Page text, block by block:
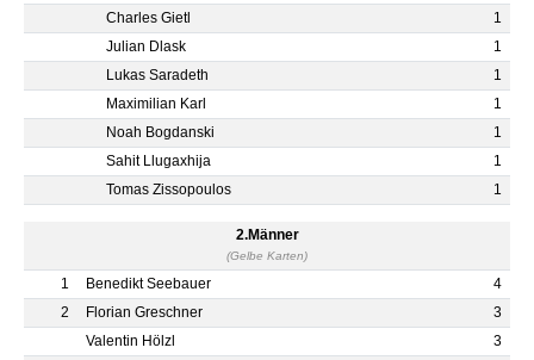
Charles Gietl
1
Julian Dlask
1
Lukas Saradeth
1
Maximilian Karl
1
Noah Bogdanski
1
Sahit Llugaxhija
1
Tomas Zissopoulos
1
2.Männer
(Gelbe Karten)
1 Benedikt Seebauer
4
2
Florian Greschner
3
Valentin Hölzl
3